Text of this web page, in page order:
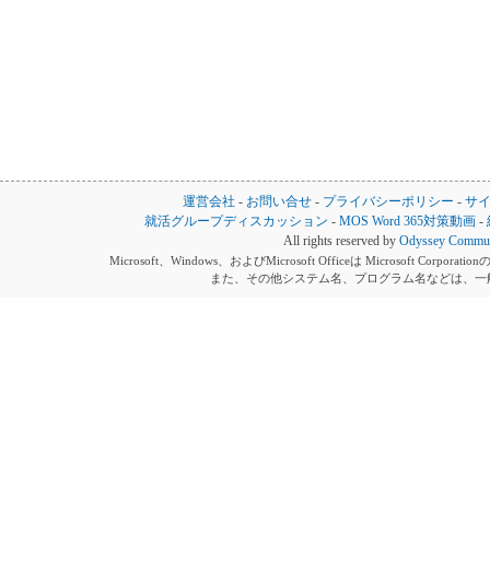
運営会社 - お問い合せ - プライバシーポリシー - サ
就活グループディスカッション -MOS Word 365対策動画 -
All rights reserved by Odyssey
Microsoft、Windows、およびMicrosoft Officeは Microsoft Corporation
また、その他システム名、プログラム名などは、